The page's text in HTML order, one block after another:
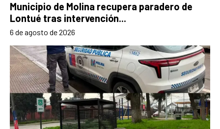
Municipio de Molina recupera paradero de
Lontué tras intervención...
6 de agosto de 2026